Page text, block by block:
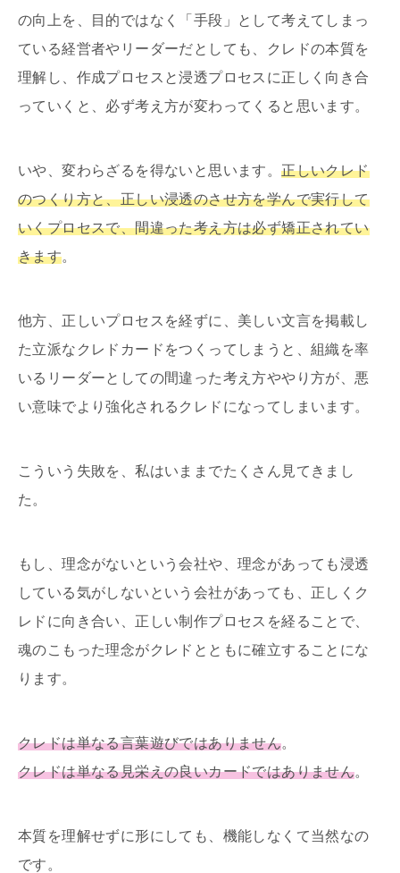
の向上を、目的ではなく「手段」として考えてしまっ
ている経営者やリーダーだとしても、クレドの本質を
理解し、作成プロセスと浸透プロセスに正しく向き合
っていくと、必ず考え方が変わってくると思います。
いや、変わらざるを得ないと思います。正しいクレド
のつくり方と、正しい浸透のさせ方を学んで実行して
いくプロセスで、間違った考え方は必ず矯正されてい
きます。
他方、正しいプロセスを経ずに、美しい文言を掲載し
た立派なクレドカードをつくってしまうと、組織を率
いるリーダーとしての間違った考え方ややり方が、悪
い意味でより強化されるクレドになってしまいます。
こういう失敗を、私はいままでたくさん見てきまし
た。
もし、理念がないという会社や、理念があっても浸透
している気がしないという会社があっても、正しくク
レドに向き合い、正しい制作プロセスを経ることで、
魂のこもった理念がクレドとともに確立することにな
ります。
クレドは単なる言葉遊びではありません。
クレドは単なる見栄えの良いカードではありません。
本質を理解せずに形にしても、機能しなくて当然なの
です。